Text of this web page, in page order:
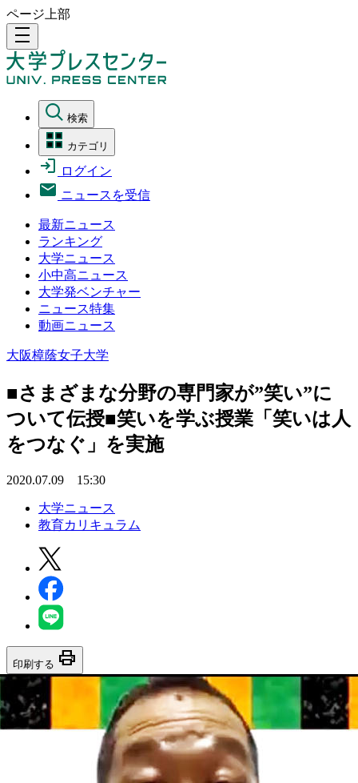
ページ上部
density_medium
検索
カテゴリ
ログイン
ニュースを受信
最新ニュース
ランキング
大学ニュース
小中高ニュース
大学発ベンチャー
ニュース特集
動画ニュース
大阪樟蔭女子大学
■さまざまな分野の専門家が”笑い”に
ついて伝授■笑いを学ぶ授業「笑いは人
をつなぐ」を実施
2020.07.09 15:30
大学ニュース
教育カリキュラム
印刷する print